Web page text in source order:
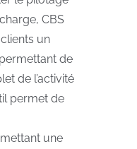
CBS
un
permettant de
de l’activité
permet de
une